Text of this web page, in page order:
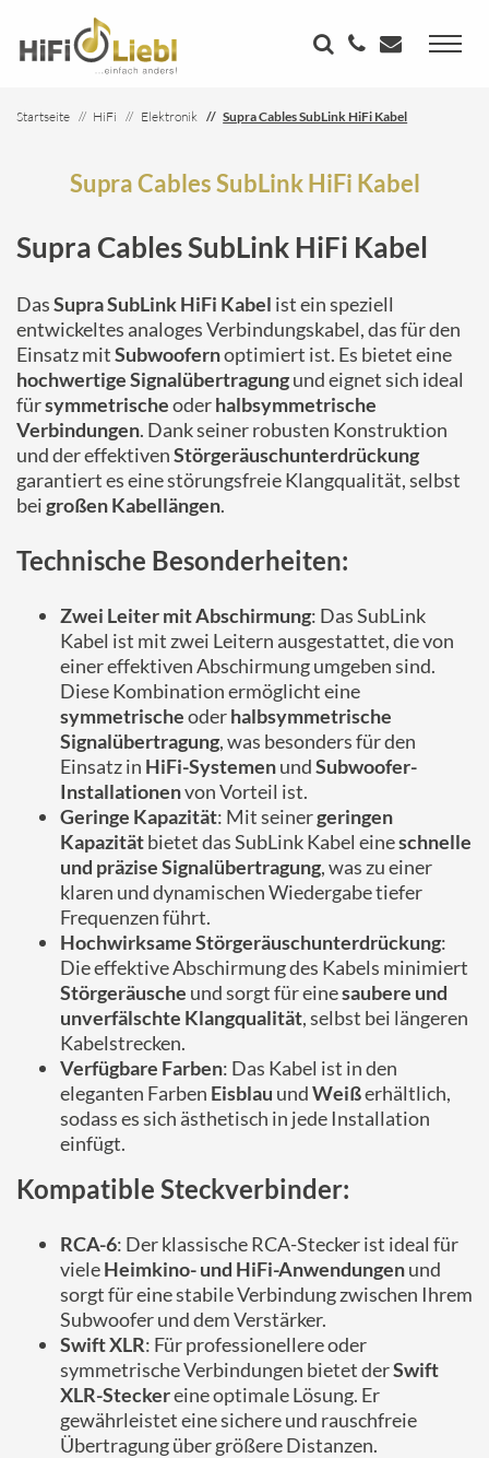
Startseite HiFi Elektronik Supra Cables SubLink HiFi Kabel
Supra Cables SubLink HiFi Kabel
Supra Cables SubLink HiFi Kabel
DasSupra SubLink HiFi Kabel ist ein speziell
entwickeltes analoges Verbindungskabel, das für den
Einsatz mitSubwoofernoptimiert ist. Es bietet eine
hochwertige Signalübertragungund eignet sich ideal
fürsymmetrischeoderhalbsymmetrische
Verbindungen. Dank seiner robusten Konstruktion
und der effektivenStörgeräuschunterdrückung
garantiert es eine störungsfreie Klangqualität, selbst
beigroßen Kabellängen.
Technische Besonderheiten:
Zwei Leiter mit Abschirmung: Das SubLink
Kabel ist mit zwei Leitern ausgestattet, die von
einer effektiven Abschirmung umgeben sind.
Diese Kombination ermöglicht eine
symmetrischeoderhalbsymmetrische
Signalübertragung, was besonders für den
Einsatz in HiFi-SystemenundSubwoofer-
Installationenvon Vorteil ist.
Geringe Kapazität: Mit seinergeringen
Kapazitätbietet das SubLink Kabel eineschnelle
und präzise Signalübertragung, was zu einer
klaren und dynamischen Wiedergabe tiefer
Frequenzen führt.
Hochwirksame Störgeräuschunterdrückung:
Die effektive Abschirmung des Kabels minimiert
Störgeräusche und sorgt für einesaubere und
unverfälschte Klangqualität, selbst bei längeren
Kabelstrecken.
Verfügbare Farben: Das Kabel ist in den
eleganten Farben Eisblau undWeißerhältlich,
sodass es sich ästhetisch in jede Installation
einfügt.
Kompatible Steckverbinder:
RCA-6: Der klassische RCA-Stecker ist ideal für
vieleHeimkino- und HiFi-Anwendungenund
sorgt für eine stabile Verbindung zwischen Ihrem
Subwoofer und dem Verstärker.
Swift XLR: Für professionellere oder
symmetrische Verbindungen bietet derSwift
XLR-Steckereine optimale Lösung. Er
gewährleistet eine sichere und rauschfreie
Übertragung über größere Distanzen.